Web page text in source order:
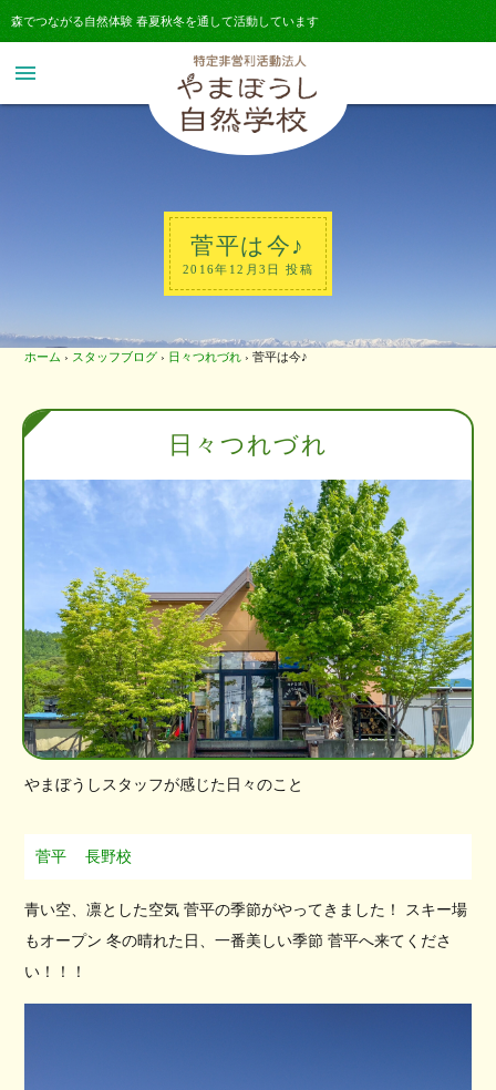
森でつながる自然体験 春夏秋冬を通して活動しています
menu
菅平は今♪
2016年12月3日 投稿
ホーム › スタッフブログ › 日々つれづれ › 菅平は今♪
日々つれづれ
やまぼうしスタッフが感じた日々のこと
菅平 長野校
青い空、凛とした空気 菅平の季節がやってきました！ スキー場
もオープン 冬の晴れた日、一番美しい季節 菅平へ来てくださ
い！！！